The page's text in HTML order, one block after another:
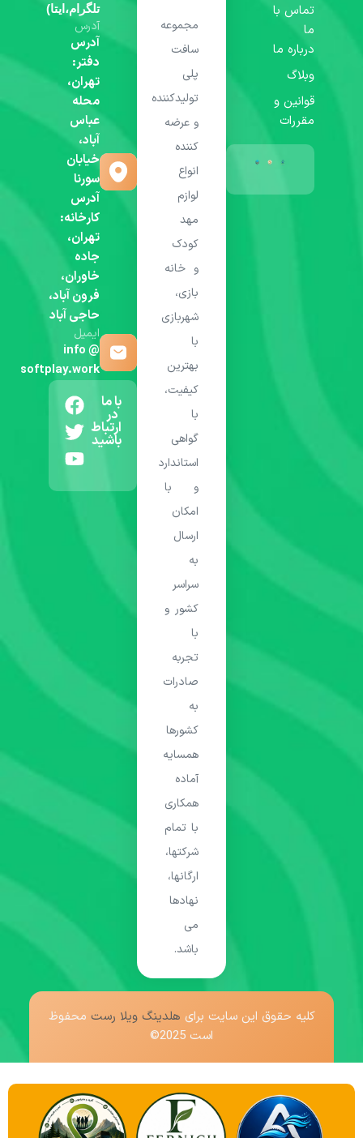
تماس با
ما
درباره ما
وبلاگ
قوانین و
مقررات
مجموعه
سافت
پلی
تولیدکننده
و عرضه
کننده
انواع
لوازم
مهد
کودک
و خانه
بازی،
شهربازی
با
بهترین
کیفیت،
با
گواهی
استاندارد
و با
امکان
ارسال
به
سراسر
کشور و
با
تجربه
صادرات
به
کشورها
همسایه
آماده
همکاری
با تمام
شرکتها،
ارگانها،
نهادها
می
باشد.
تلگرام،ایتا)
آدرس
آدرس
دفتر:
تهران،
محله
عباس
آباد،
خیابان
سورنا
آدرس
کارخانه:
تهران،
جاده
خاوران،
فرون آباد،
حاجی آباد
ایمیل
info @
softplay.work
با ما
در
ارتباط
باشید
کلیه حقوق این سایت برای هلدینگ ویلا رست محفوظ
است 2025©